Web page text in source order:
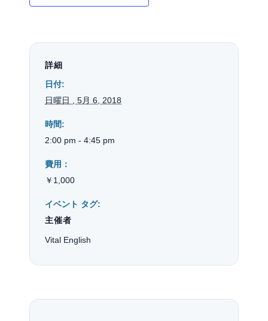
詳細
日付:
日曜日 , 5月 6, 2018
時間:
2:00 pm - 4:45 pm
費用：
￥1,000
イベント タグ:
主催者
Vital English